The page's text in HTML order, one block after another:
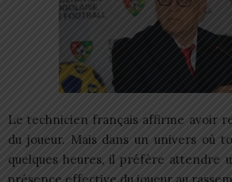
Le technicien français affirme avoir
du joueur. Mais dans un univers où
quelques heures, il préfère attendre